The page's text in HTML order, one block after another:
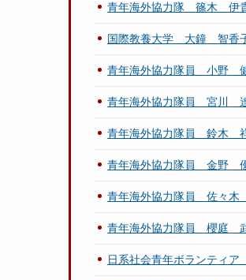
青年海外協力隊 篠木 伊
国際教養大学 大鐘 智香
青年海外協力隊員 小野
青年海外協力隊員 宮川
青年海外協力隊員 鈴木
青年海外協力隊員 金野
青年海外協力隊員 佐々木
青年海外協力隊員 櫻庭
日系社会青年ボランティ